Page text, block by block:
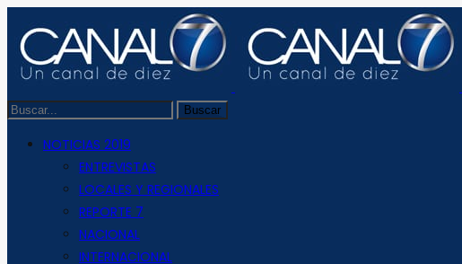
NOTICIAS 2019
ENTREVISTAS
LOCALES Y REGIONALES
REPORTE 7
NACIONAL
INTERNACIONAL